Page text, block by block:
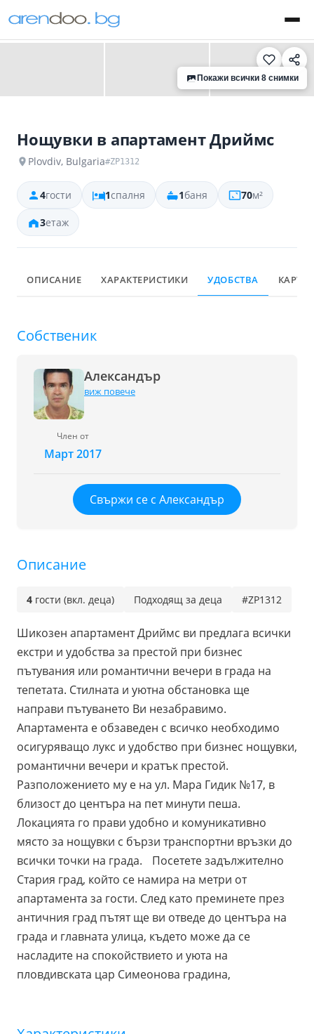
‹ ›
Покажи всички 8 снимки
Нощувки в апартамент Дриймс
Plovdiv, Bulgaria#ZP1312
4гости 1спалня 1баня 70м²
3етаж
ОПИСАНИЕ ХАРАКТЕРИСТИКИ УДОБСТВА КАРТА
Собственик
Александър
виж повече
Член от
Март 2017
Свържи се с Александър
Описание
4 гости (вкл. деца) Подходящ за деца #ZP1312
Шикозен апартамент Дриймс ви предлага всички
екстри и удобства за престой при бизнес
пътувания или романтични вечери в града на
тепетата. Стилната и уютна обстановка ще
направи пътуването Ви незабравимо.
Апартамента е обзаведен с всичко необходимо
осигуряващо лукс и удобство при бизнес нощувки,
романтични вечери и кратък престой.
Разположението му е на ул. Мара Гидик №17, в
близост до центъра на пет минути пеша.
Локацията го прави удобно и комуникативно
място за нощувки с бързи транспортни връзки до
всички точки на града. Посетете задължително
Стария град, който се намира на метри от
апартамента за гости. След като преминете през
античния град пътят ще ви отведе до центъра на
града и главната улица, където може да се
насладите на спокойствието и уюта на
пловдивската цар Симеонова градина,